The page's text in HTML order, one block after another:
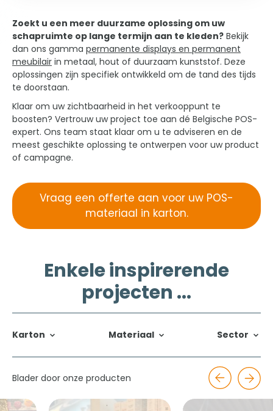
beeldscherpte en een stralende glans.
tot 3 maanden.Voor langere duurtijden
versterken we de slijtagezones (sokkel,
topcards) of stellen we hybride oplossingen
voor. Als uw project langer dan 3 maanden
loopt, raden we aan om over te stappen
naar permanente materialen.
Zoekt u een meer duurzame oplossing om uw
schapruimte op lange termijn aan te kleden? Bekijk
dan ons gamma permanente displays en permanent
meubilair in metaal, hout of duurzaam kunststof. Deze
oplossingen zijn specifiek ontwikkeld om de tand des tijds
te doorstaan.
Klaar om uw zichtbaarheid in het verkooppunt te
boosten? Vertrouw uw project toe aan dé Belgische POS-
expert. Ons team staat klaar om u te adviseren en de
meest geschikte oplossing te ontwerpen voor uw product
of campagne.
Vraag een offerte aan voor uw POS-
materiaal in karton.
Enkele inspirerende
projecten ...
Karton Materiaal Sector
Blader door onze producten